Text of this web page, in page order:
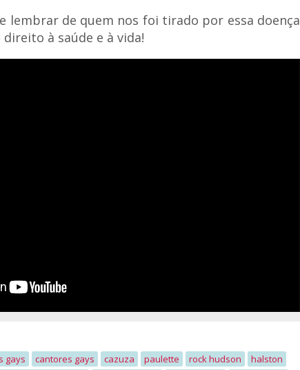
lembrar de quem nos foi tirado por essa doença
à saúde e à vida!
gays cantores gays cazuza paulette rock hudson
halston